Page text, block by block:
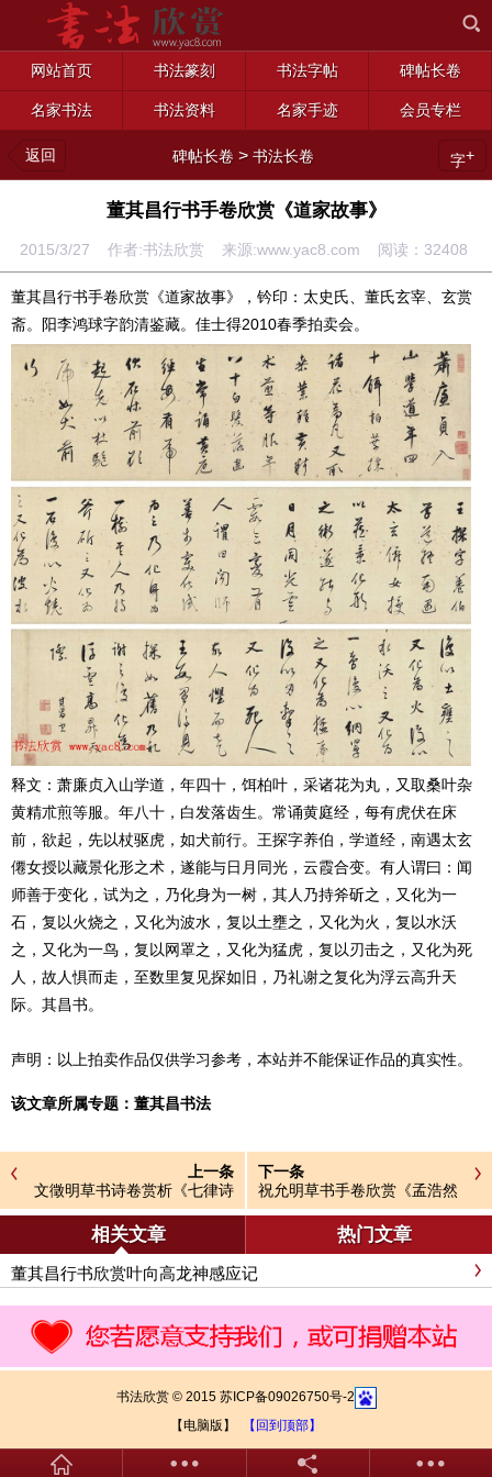
网站首页 书法篆刻 书法字帖 碑帖长卷
名家书法 书法资料 名家手迹 会员专栏
返回 碑帖长卷 >书法长卷 字+
董其昌行书手卷欣赏《道家故事》
2015/3/27 作者:书法欣赏 来源:www.yac8.com 阅读： 32408
董其昌行书手卷欣赏《道家故事》，钤印：太史氏、董氏玄宰、玄赏
斋。阳李鸿球字韵清鉴藏。佳士得2010春季拍卖会。
释文：萧廉贞入山学道，年四十，饵柏叶，采诸花为丸，又取桑叶杂
黄精朮煎等服。年八十，白发落齿生。常诵黄庭经，每有虎伏在床
前，欲起，先以杖驱虎，如犬前行。王探字养伯，学道经，南遇太玄
僊女授以藏景化形之术，遂能与日月同光，云霞合变。有人谓曰：闻
师善于变化，试为之，乃化身为一树，其人乃持斧斫之，又化为一
石，复以火烧之，又化为波水，复以土壅之，又化为火，复以水沃
之，又化为一鸟，复以网罩之，又化为猛虎，复以刃击之，又化为死
人，故人惧而走，至数里复见探如旧，乃礼谢之复化为浮云高升天
际。其昌书。
声明：以上拍卖作品仅供学习参考，本站并不能保证作品的真实性。
该文章所属专题： 董其昌书法
上一条
文徵明草书诗卷赏析《七律诗
三首》
下一条
祝允明草书手卷欣赏《孟浩然
诗卷》
相关文章 热门文章
董其昌行书欣赏叶向高龙神感应记
书法欣赏 © 2015 苏ICP备09026750号-2
【电脑版】
【回到顶部】